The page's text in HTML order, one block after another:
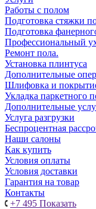
Работы с полом
Подготовка стяжки
Подготовка
Профессиональный
Ремонт пола.
Установка плинтуса
Дополнительные
Шлифовка и
Укладка паркетного
Дополнительные
Услуга разгрузки
Беспроцентная
Наши салоны
Как купить
Условия оплаты
Условия доставки
Гарантия на товар
Контакты
+7 495 Показать